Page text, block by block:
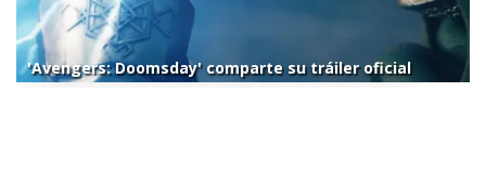
'Avengers: Doomsday' comparte su tráiler oficial